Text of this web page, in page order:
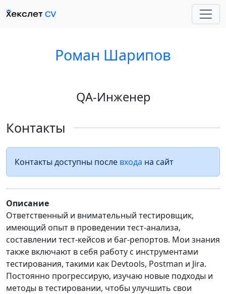
Роман Шарипов
QA-Инженер
Контакты
Контакты доступны после входа на сайт
Описание
Ответственный и внимательный тестировщик,
имеющий опыт в проведении тест-анализа,
составлении тест-кейсов и баг-репортов. Мои знания
также включают в себя работу с инструментами
тестирования, такими как Devtools, Postman и Jira.
Постоянно прогрессирую, изучаю новые подходы и
методы в тестировании, чтобы улучшить свои